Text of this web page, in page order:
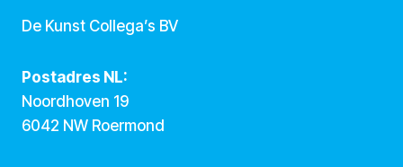
De Kunst Collega’s BV
Postadres NL:
Noordhoven 19
6042 NW Roermond